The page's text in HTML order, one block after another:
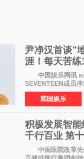
尹净汉首谈“
涯！每天苦
靠成员撑过来
中国娱乐网讯 www
SEVENTEEN成员
道前的残酷练习生
娱乐，引发广泛
TBS综艺节目《周
韩国娱乐
积极发展智
千行百业 第
京盛大召开
中国医院改革先
京健临医疗集团创